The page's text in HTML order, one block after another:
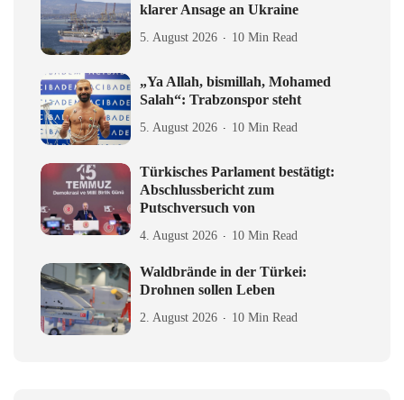
klarer Ansage an Ukraine
5. August 2026 10 Min Read
„Ya Allah, bismillah, Mohamed
Salah“: Trabzonspor steht
5. August 2026 10 Min Read
Türkisches Parlament bestätigt:
Abschlussbericht zum
Putschversuch von
4. August 2026 10 Min Read
Waldbrände in der Türkei:
Drohnen sollen Leben
2. August 2026 10 Min Read